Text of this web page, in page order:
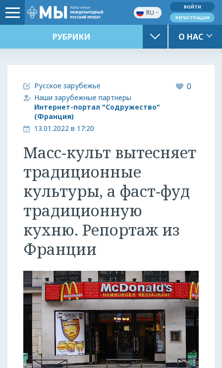
RU
ВОЙТИ
РЕГИСТРАЦИЯ
РУБРИКИ О НАС
Русское зарубежье
Наши зарубежные партнеры
Интернет-портал "Содружество"
(Франция)
13.01.2022 в 17:20
0
Масс-культ вытесняет
традиционные
культуры, а фаст-фуд
традиционную
кухню. Репортаж из
Франции